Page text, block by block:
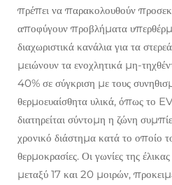
πρέπει να παρακολουθούν
αποφύγουν προβλήματα
διαχωριστικά κανάλια για τα
μειώνουν τα ενοχλητικά μη-
40% σε σύγκριση με τους
θερμοευαίσθητα υλικά, όπως το
διατηρείται σύντομη η ζώνη
χρονικό διάστημα κατά το οποίο
θερμοκρασίες. Οι γωνίες της
μεταξύ 17 και 20 μοιρών,